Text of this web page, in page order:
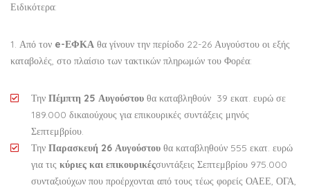
Ειδικότερα:
1. Από τον e-ΕΦΚΑ θα γίνουν την περίοδο 22-26 Αυγούστου οι εξής
καταβολές, στο πλαίσιο των τακτικών πληρωμών του Φορέα:
Την Πέμπτη 25 Αυγούστου θα καταβληθούν 39 εκατ. ευρώ σε
189.000 δικαιούχους για επικουρικές συντάξεις μηνός
Σεπτεμβρίου.
Την Παρασκευή 26 Αυγούστου θα καταβληθούν 555 εκατ. ευρώ
για τις κύριες και επικουρικέςσυντάξεις Σεπτεμβρίου 975.000
συνταξιούχων που προέρχονται από τους τέως φορείς ΟΑΕΕ, ΟΓΑ,